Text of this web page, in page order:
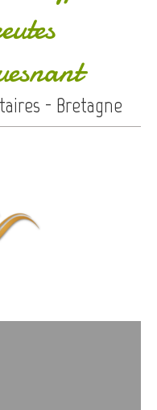
- Bretagne